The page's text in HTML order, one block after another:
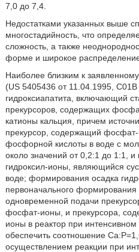
7,0 до 7,4.
Недостатками указанных выше
многостадийность, что
сложность, а также
форме и широкое
Наиболее близким к
(US 5405436 от 11.04.1995,
гидроксиапатита, включающий
прекурсоров, содержащих
катионы кальция, причем
прекурсор, содержащий
фосфорной кислоты в воде с
около значений от 0,2:1 до 1:1,
гидроксил-ионы, являющийся
воде; формирования осадка
первоначального
одновременной подачи
фосфат-ионы, и прекурсора,
ионы в реактор при
обеспечить соотношение
осуществлением реакции при